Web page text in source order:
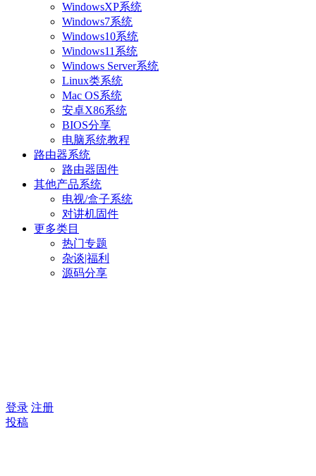
WindowsXP系统
Windows7系统
Windows10系统
Windows11系统
Windows Server系统
Linux类系统
Mac OS系统
安卓X86系统
BIOS分享
电脑系统教程
路由器系统
路由器固件
其他产品系统
电视/盒子系统
对讲机固件
更多类目
热门专题
杂谈|福利
源码分享
登录 注册
投稿